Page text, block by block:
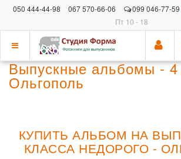
050 444-44-98 067 570-66-06 099 046-77-59
Пт 10 - 18
Показать
меню
Выпускные альбомы - 4
Ольгополь
КУПИТЬ АЛЬБОМ НА
КЛАССА НЕДОРОГО -